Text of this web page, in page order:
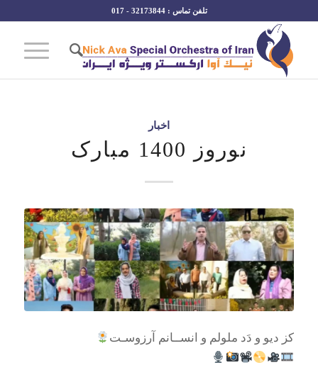
تلفن تماس : 32173844 - 017
اخبار
نوروز 1400 مبارک
کز دیو و دَد ملولم و انســانم آرزوسـت